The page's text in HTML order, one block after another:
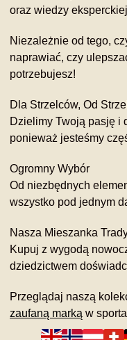
oraz wiedzy
Niezależnie od tego,
naprawiać, czy
potrzebujesz!
Dla Strzelców, Od
Dzielimy Twoją pasję i
ponieważ jesteśmy
Ogromny Wybór
Od niezbędnych
wszystko pod jednym
Nasza Mieszanka
Kupuj z wygodą
dziedzictwem
Przeglądaj naszą
zaufaną marką w